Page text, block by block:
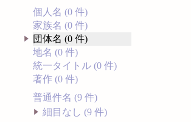
個人名 (0 件)
家族名 (0 件)
団体名 (0 件)
地名 (0 件)
統一タイトル (0 件)
著作 (0 件)
普通件名 (9 件)
細目なし (9 件)